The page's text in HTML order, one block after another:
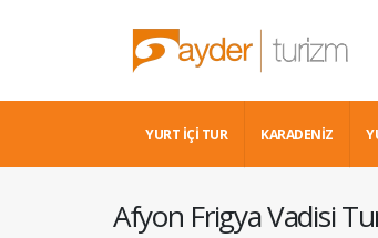
YURT İÇİ TUR KARADENIZ
Afyon Frigya Vadisi